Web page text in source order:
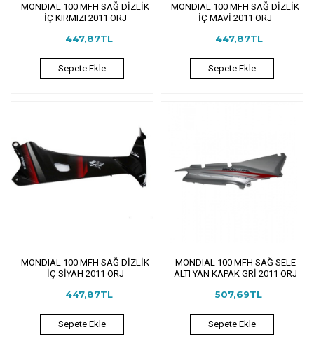
MONDIAL 100 MFH SAĞ DİZLİK
İÇ KIRMIZI 2011 ORJ
447,87TL
Sepete Ekle
MONDIAL 100 MFH SAĞ DİZLİK
İÇ MAVİ 2011 ORJ
447,87TL
Sepete Ekle
MONDIAL 100 MFH SAĞ DİZLİK
İÇ SİYAH 2011 ORJ
447,87TL
Sepete Ekle
MONDIAL 100 MFH SAĞ SELE
ALTI YAN KAPAK GRİ 2011 ORJ
507,69TL
Sepete Ekle